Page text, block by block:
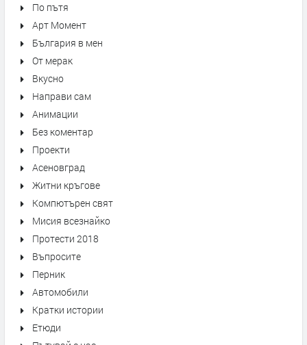
По пътя
Арт Момент
България в мен
От мерак
Вкусно
Направи сам
Анимации
Без коментар
Проекти
Асеновград
Житни кръгове
Компютърен свят
Мисия всезнайко
Протести 2018
Въпросите
Перник
Автомобили
Кратки истории
Етюди